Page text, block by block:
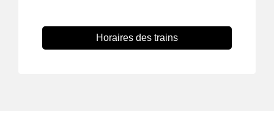
Horaires des trains